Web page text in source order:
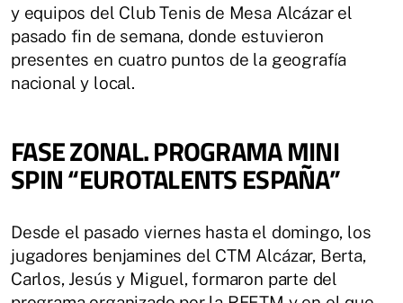
y equipos del Club Tenis de Mesa Alcázar el
pasado fin de semana, donde estuvieron
presentes en cuatro puntos de la geografía
nacional y local.
FASE ZONAL. PROGRAMA MINI
SPIN “EUROTALENTS ESPAÑA”
Desde el pasado viernes hasta el domingo, los
jugadores benjamines del CTM Alcázar, Berta,
Carlos, Jesús y Miguel, formaron parte del